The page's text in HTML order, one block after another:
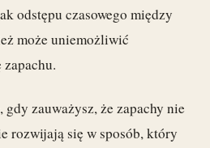
odstępu czasowego między
może uniemożliwić
zauważysz, że zapachy nie
rozwijają się w sposób, który